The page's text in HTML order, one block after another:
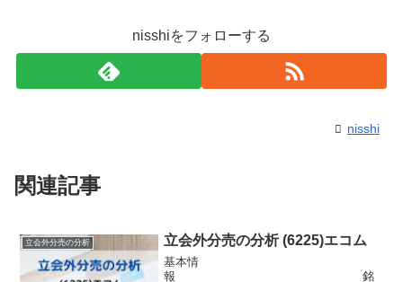
nisshiをフォローする
nisshi
関連記事
立会外分売の分析 立会外分売の分析 (6225)エコム
基本情
報 銘